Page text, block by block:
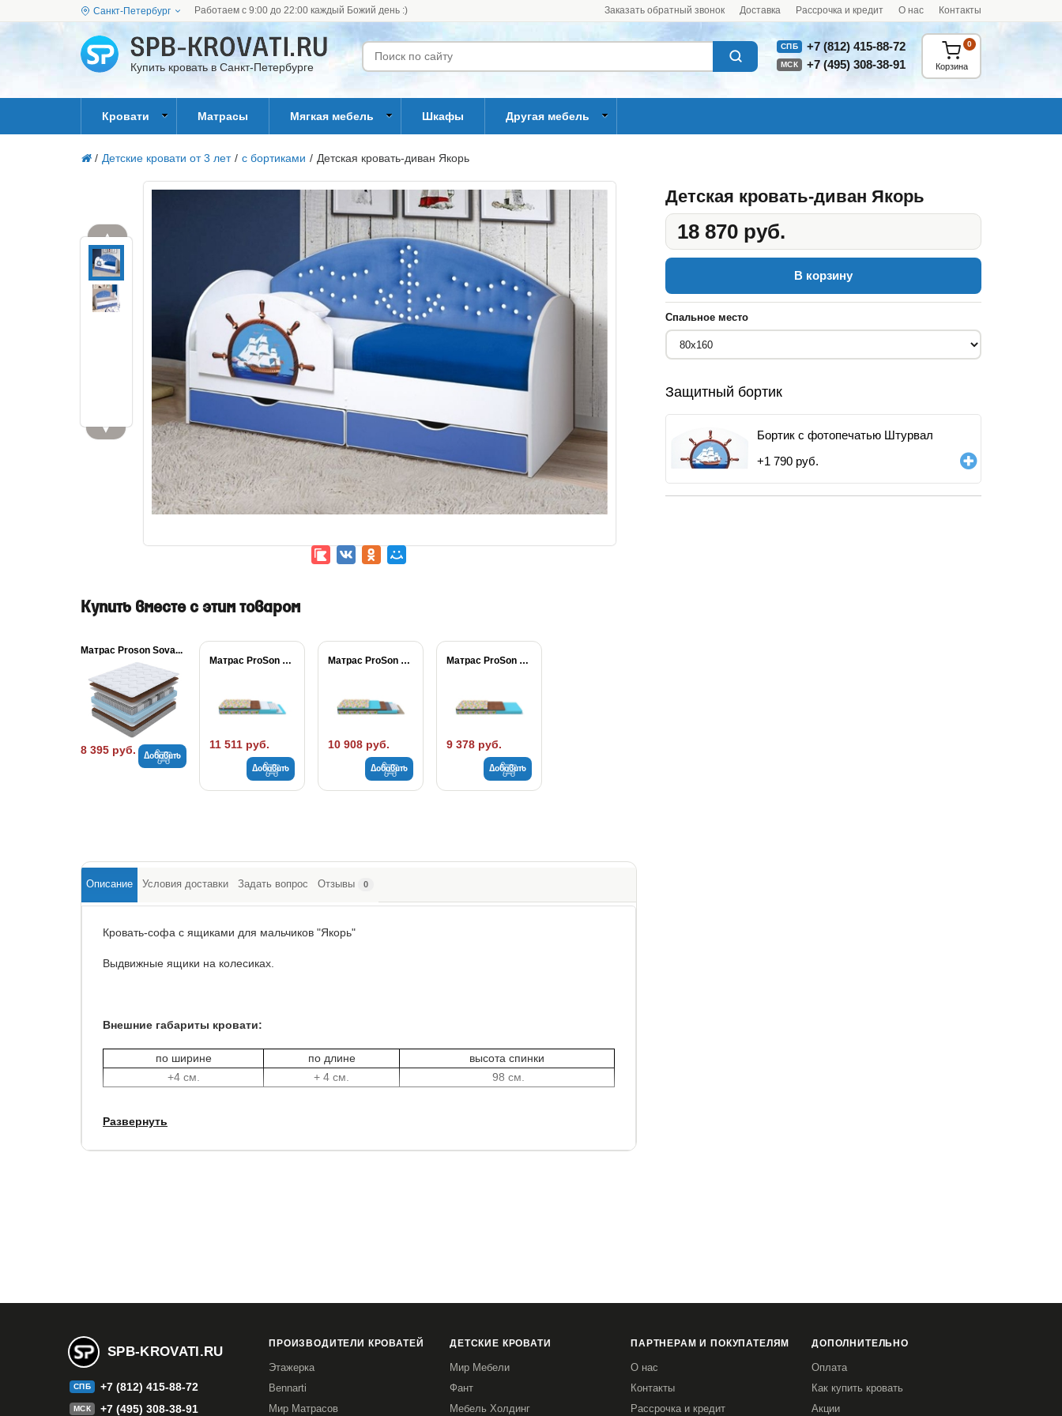
Санкт-Петербург Работаем с 9:00 до 22:00 каждый Божий день :) Заказать обратный звонок Доставка Рассрочка и кредит О нас Контакты
Купить кровать в Санкт-Петербурге
СПБ +7 (812) 415-88-72
МСК +7 (495) 308-38-91 Корзина
0
Кровати Матрасы Мягкая мебель Шкафы Другая мебель
/ Детские кровати от 3 лет / с бортиками / Детская кровать-диван Якорь
▲
▼
Детская кровать-диван Якорь
18 870 руб.
В корзину
Спальное место
Защитный бортик
Бортик с фотопечатью Штурвал
+1 790 руб.
Купить вместе с этим товаром
Матрас Proson Sova...
8 395 руб. Добавить
Матрас ProSon Медвежонок
11 511 руб.
Добавить
Матрас ProSon Совенок
10 908 руб.
Добавить
Матрас ProSon Тигренок
9 378 руб.
Добавить
Описание Условия доставки Задать вопрос Отзывы 0
Кровать-софа с ящиками для мальчиков "Якорь"
Выдвижные ящики на колесиках.
Внешние габариты кровати:
по ширине по длине
высота спинки
+4 см.
+ 4 см. 98 см.
Высота до спального места: 38 см.
Основание кровати: деревянный брус
Гарантия:1,5 года
Развернуть
SPB-KROVATI.RU
СПБ +7 (812) 415-88-72
МСК +7 (495) 308-38-91
ПРОИЗВОДИТЕЛИ КРОВАТЕЙ
Этажерка
Bennarti
Мир Матрасов
ДЕТСКИЕ КРОВАТИ
Мир Мебели
Фант
Мебель Холдинг
ПАРТНЕРАМ И ПОКУПАТЕЛЯМ
О нас
Контакты
Рассрочка и кредит
ДОПОЛНИТЕЛЬНО
Оплата
Как купить кровать
Акции